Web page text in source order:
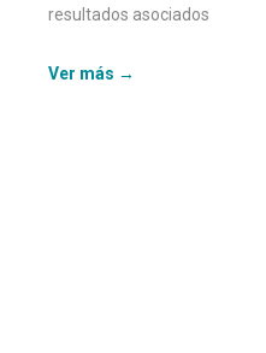
resultados asociados
Ver más →